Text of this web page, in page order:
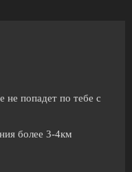
не попадет по тебе с
более 3-4км